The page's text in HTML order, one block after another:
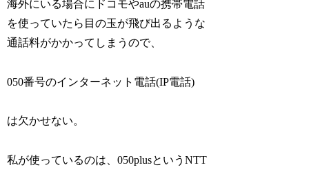
海外にいる場合にドコモやauの携帯電話
を使っていたら目の玉が飛び出るような
通話料がかかってしまうので、
050番号のインターネット電話(IP電話)
は欠かせない。
私が使っているのは、050plusというNTT